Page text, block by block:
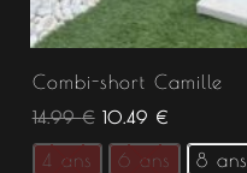
Combi-short Camille
14.99€ 10.49 €
4 ans 6 ans 8 ans